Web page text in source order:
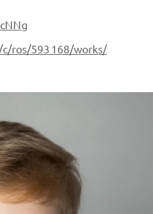
ros/593 168/works/